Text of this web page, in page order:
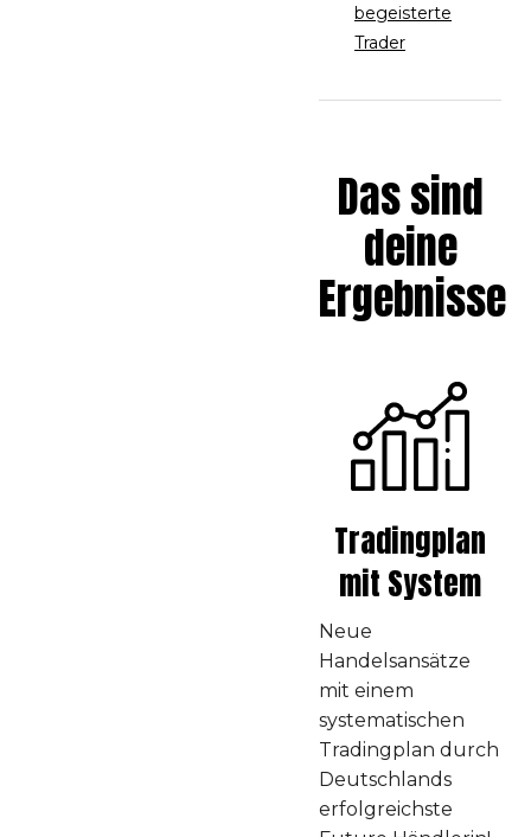
begeisterte
Trader
Das sind
deine
Ergebnisse
Tradingplan
mit System
Neue
Handelsansätze
mit einem
systematischen
Tradingplan durch
Deutschlands
erfolgreichste